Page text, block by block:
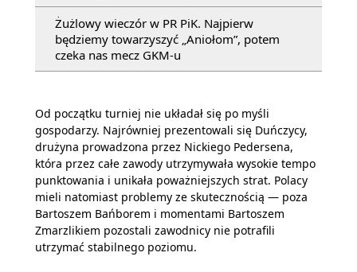
Żużlowy wieczór w PR PiK. Najpierw
będziemy towarzyszyć „Aniołom”, potem
czeka nas mecz GKM-u
Od początku turniej nie układał się po myśli
gospodarzy. Najrówniej prezentowali się Duńczycy,
drużyna prowadzona przez Nickiego Pedersena,
która przez całe zawody utrzymywała wysokie tempo
punktowania i unikała poważniejszych strat. Polacy
mieli natomiast problemy ze skutecznością — poza
Bartoszem Bańborem i momentami Bartoszem
Zmarzlikiem pozostali zawodnicy nie potrafili
utrzymać stabilnego poziomu.